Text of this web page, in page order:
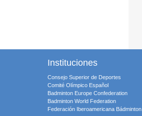
Instituciones
Consejo Superior de Deportes
Comité Olímpico Español
Badminton Europe Confederation
Badminton World Federation
Federación Iberoamericana Bádminton